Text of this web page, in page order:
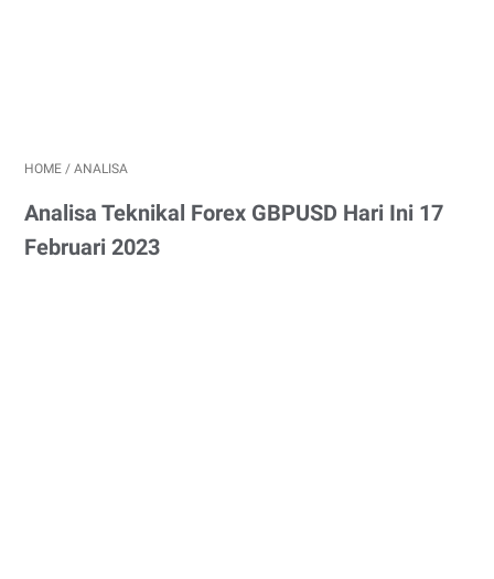
HOME / ANALISA
Analisa Teknikal Forex GBPUSD Hari Ini 17
Februari 2023